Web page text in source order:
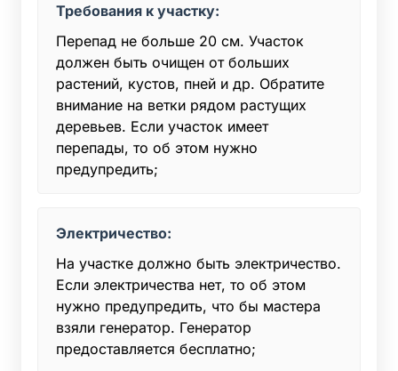
Требования к участку:
Перепад не больше 20 см. Участок
должен быть очищен от больших
растений, кустов, пней и др. Обратите
внимание на ветки рядом растущих
деревьев. Если участок имеет
перепады, то об этом нужно
предупредить;
Электричество:
На участке должно быть электричество.
Если электричества нет, то об этом
нужно предупредить, что бы мастера
взяли генератор. Генератор
предоставляется бесплатно;